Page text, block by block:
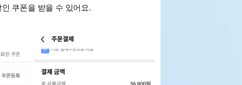
인 쿠폰을 받을 수 있어요.